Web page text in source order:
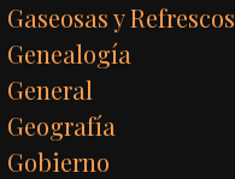
Gaseosas y Refrescos
Genealogía
General
Geografía
Gobierno